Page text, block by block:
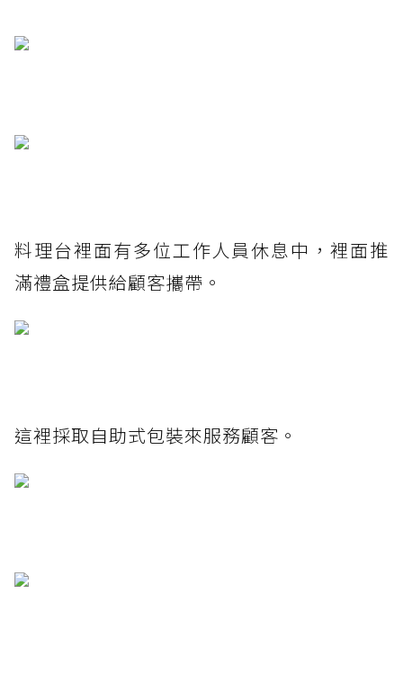
料理台裡面有多位工作人員休息中，裡面推
滿禮盒提供給顧客攜帶。
這裡採取自助式包裝來服務顧客。